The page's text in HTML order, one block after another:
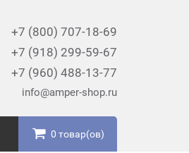
+7 (800) 707-18-69
+7 (918) 299-59-67
+7 (960) 488-13-77
info@amper-shop.ru
0 товар(ов)